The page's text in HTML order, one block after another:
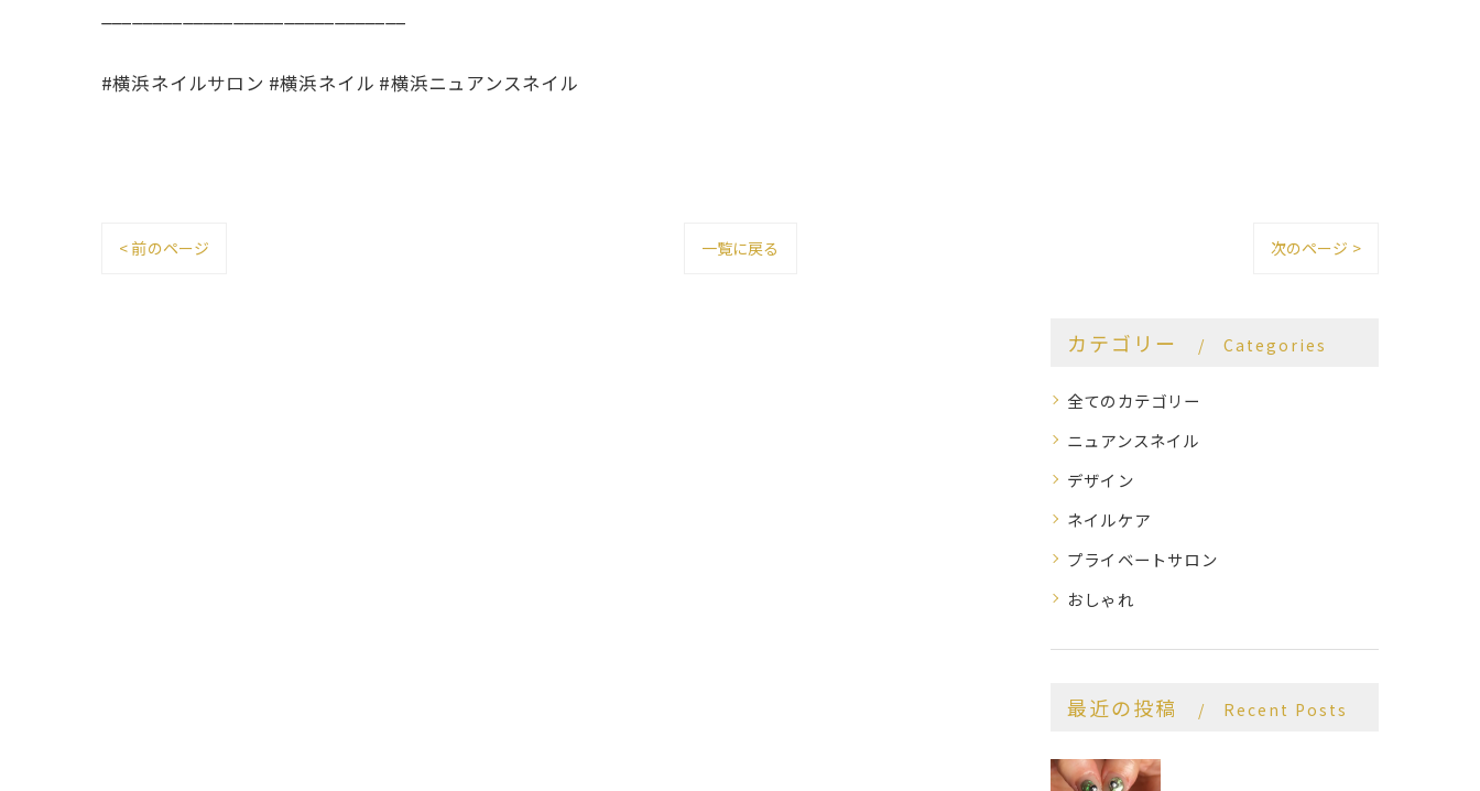
#横浜ネイルサロン #横浜ネイル #横浜ニュアンスネイル
< 前のページ 一覧に戻る 次のページ >
カテゴリー Categories
全てのカテゴリー
ニュアンスネイル
デザイン
ネイルケア
プライベートサロン
おしゃれ
最近の投稿 Recent Posts